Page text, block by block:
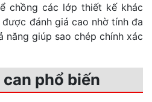
chồng các lớp thiết kế khác
được đánh giá cao nhờ tính đa
năng giúp sao chép chính xác
phổ biến